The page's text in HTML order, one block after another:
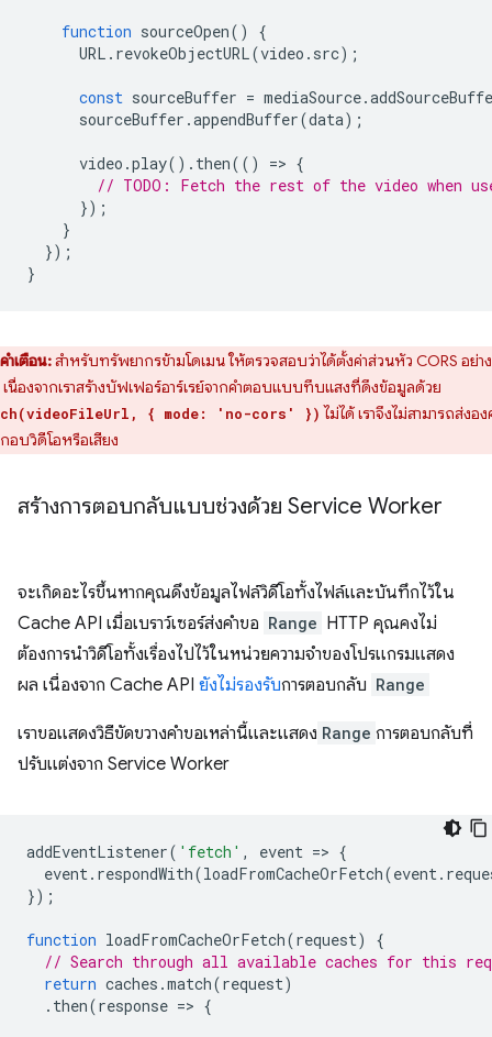
function sourceOpen()
{
URL . revokeObjectURL(video . src);
const sourceBuffer = mediaSource.
sourceBuffer .appendBuffer(data);
video .play(). then(() => {
// TODO: Fetch the rest of the video when
});
}
});
}
คำเตือน:สำหรับทรัพยากรข้ามโดเมน ให้ตรวจสอบว่าได้ตั้งค่าส่วนหัว CORS อย่า
นื่องจากเราสร้างบัฟเฟอร์อาร์เรย์จากคำตอบแบบทึบแสงที่ดึงข้อมูลด้วย
{ mode: 'no-cors' }) ไม่ได้ เราจึงไม่สามารถส่งอง
อบวิดีโอหรือเสียง
สร้างการตอบกลับแบบช่วงด้วย Service Worker
จะเกิดอะไรขึ้นหากคุณดึงข้อมูลไฟล์วิดีโอทั้งไฟล์และบันทึกไว้ใน
Cache API เมื่อเบราว์เซอร์ส่งคำขอ Range HTTP คุณคงไม่
ต้องการนำวิดีโอทั้งเรื่องไปไว้ในหน่วยความจำของโปรแกรมแสดง
ผล เนื่องจาก Cache API ยังไม่รองรับการตอบกลับ Range
เราขอแสดงวิธีขัดขวางคำขอเหล่านี้และแสดง Range การตอบกลับที่
ปรับแต่งจาก Service Worker
addEventListener( 'fetch' , event => {
event. respondWith(loadFromCacheOrFetch(event.
});
function loadFromCacheOrFetch(request)
{
// Search through all available caches for this
return caches .match(request)
. then(response => {